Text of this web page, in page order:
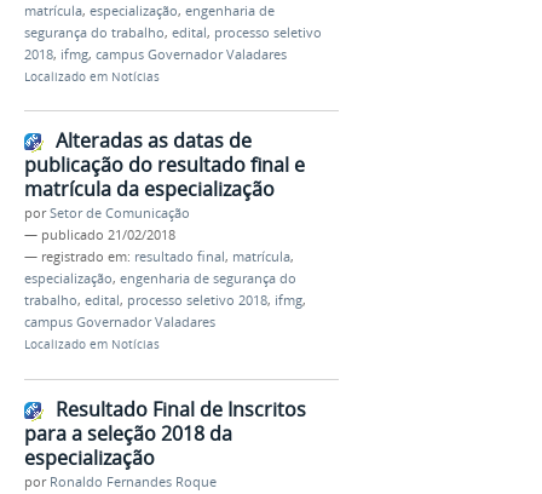
matrícula, especialização, engenharia de
segurança do trabalho, edital, processo seletivo
2018, ifmg, campus Governador Valadares
Localizado em Notícias
Alteradas as datas de
publicação do resultado final e
matrícula da especialização
porSetor de Comunicação
— publicado 21/02/2018
— registrado em: resultado final, matrícula,
especialização, engenharia de segurança do
trabalho, edital, processo seletivo 2018, ifmg,
campus Governador Valadares
Localizado em Notícias
Resultado Final de Inscritos
para a seleção 2018 da
especialização
por Ronaldo Fernandes Roque